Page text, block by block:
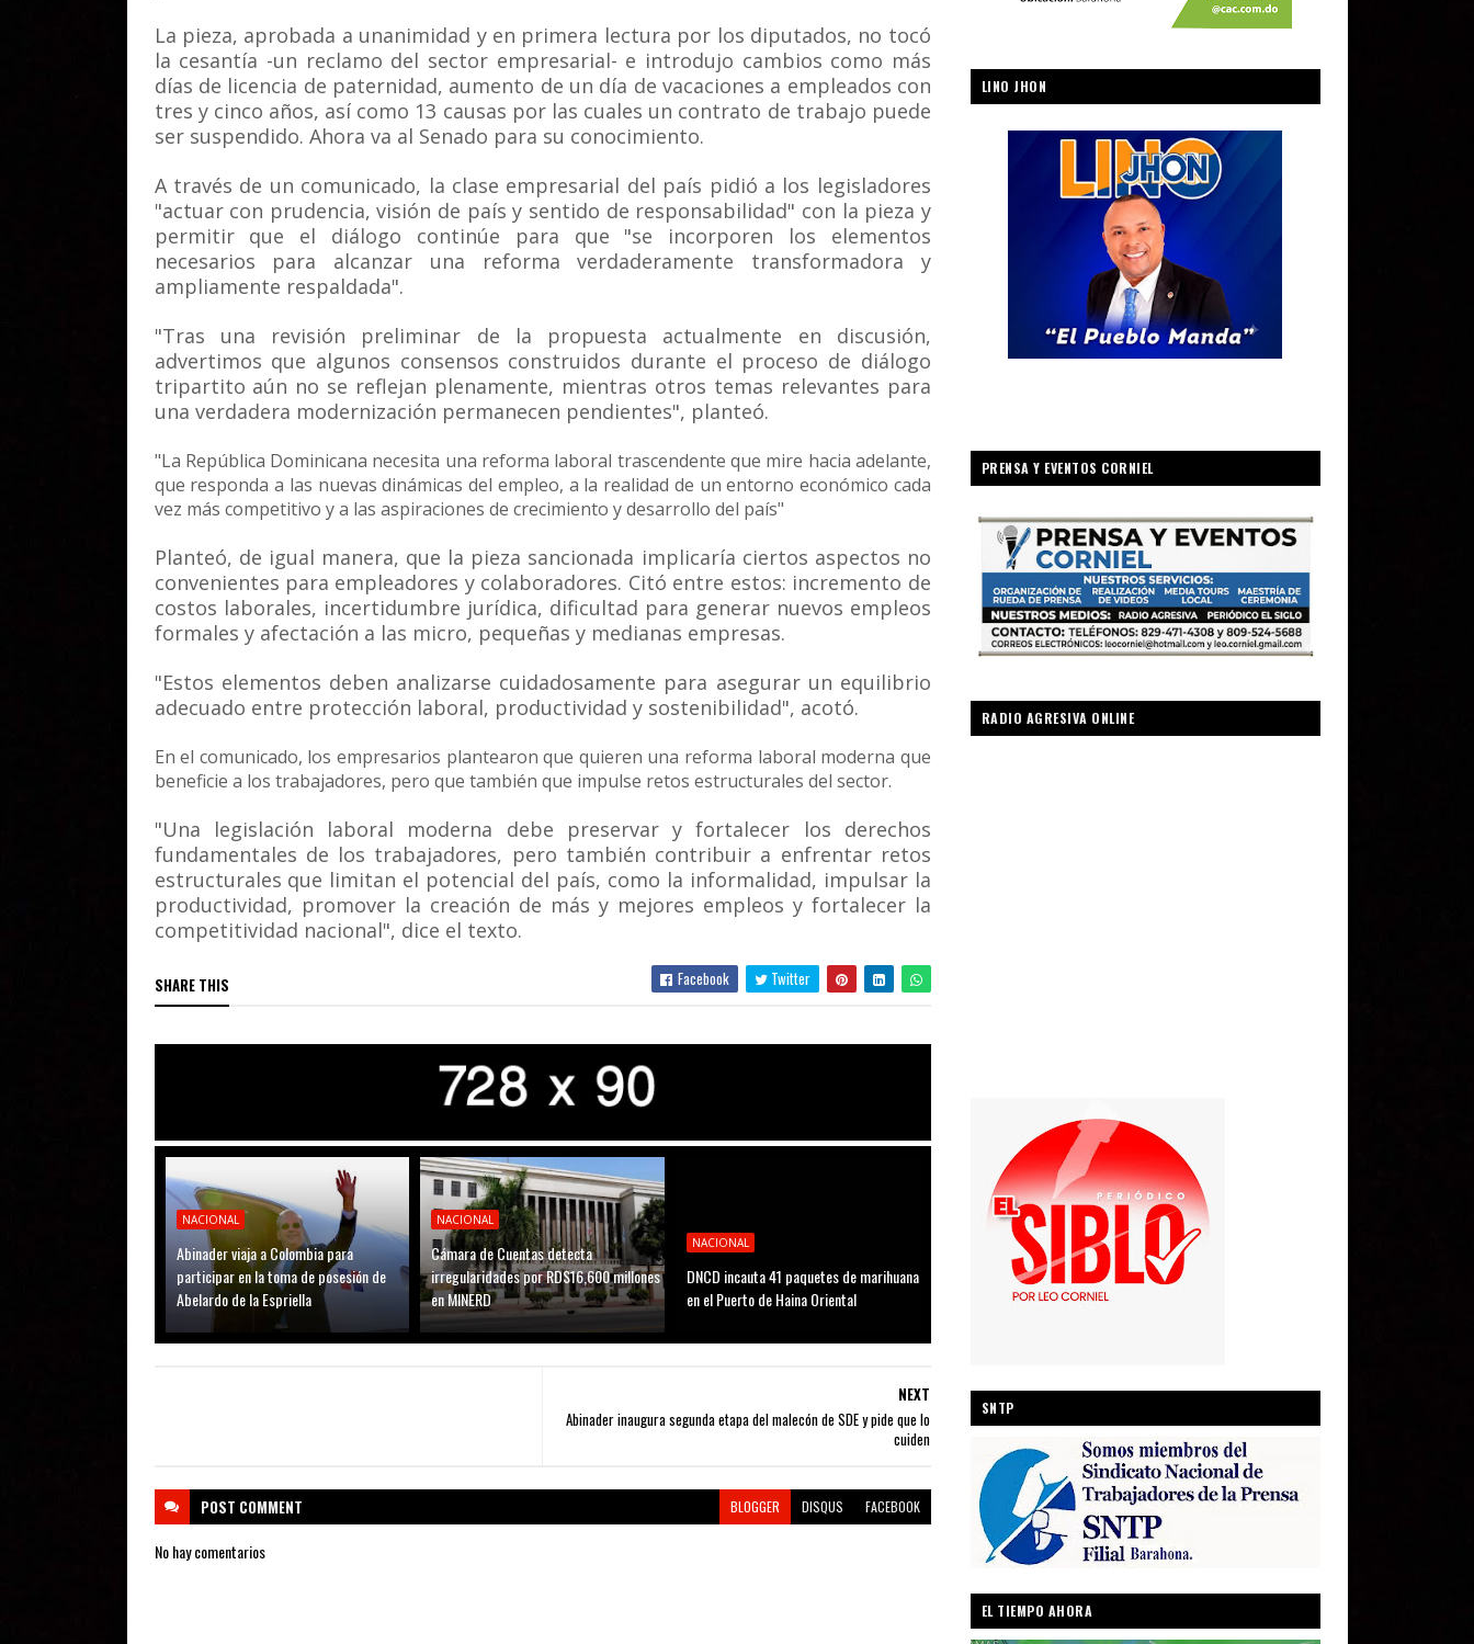
La pieza, aprobada a unanimidad y en primera lectura por los diputados, no tocó
la cesantía -un reclamo del sector empresarial- e introdujo cambios como más
días de licencia de paternidad, aumento de un día de vacaciones a empleados con
tres y cinco años, así como 13 causas por las cuales un contrato de trabajo puede
ser suspendido. Ahora va al Senado para su conocimiento.
A través de un comunicado, la clase empresarial del país pidió a los legisladores
"actuar con prudencia, visión de país y sentido de responsabilidad" con la pieza y
permitir que el diálogo continúe para que "se incorporen los elementos
necesarios para alcanzar una reforma verdaderamente transformadora y
ampliamente respaldada".
"Tras una revisión preliminar de la propuesta actualmente en discusión,
advertimos que algunos consensos construidos durante el proceso de diálogo
tripartito aún no se reflejan plenamente, mientras otros temas relevantes para
una verdadera modernización permanecen pendientes", planteó.
"La República Dominicana necesita una reforma laboral trascendente que mire hacia adelante,
que responda a las nuevas dinámicas del empleo, a la realidad de un entorno económico cada
vez más competitivo y a las aspiraciones de crecimiento y desarrollo del país"
Planteó, de igual manera, que la pieza sancionada implicaría ciertos aspectos no
convenientes para empleadores y colaboradores. Citó entre estos: incremento de
costos laborales, incertidumbre jurídica, dificultad para generar nuevos empleos
formales y afectación a las micro, pequeñas y medianas empresas.
"Estos elementos deben analizarse cuidadosamente para asegurar un equilibrio
adecuado entre protección laboral, productividad y sostenibilidad", acotó.
En el comunicado, los empresarios plantearon que quieren una reforma laboral moderna que
beneficie a los trabajadores, pero que también que impulse retos estructurales del sector.
"Una legislación laboral moderna debe preservar y fortalecer los derechos
fundamentales de los trabajadores, pero también contribuir a enfrentar retos
estructurales que limitan el potencial del país, como la informalidad, impulsar la
productividad, promover la creación de más y mejores empleos y fortalecer la
competitividad nacional", dice el texto.
SHARE THIS Facebook Twitter
NACIONAL
Abinader viaja a Colombia para
participar en la toma de posesión de
Abelardo de la Espriella
NACIONAL
Cámara de Cuentas detecta
irregularidades por RD$16,600 millones
en MINERD
NACIONAL
DNCD incauta 41 paquetes de marihuana
en el Puerto de Haina Oriental
NEXT
Abinader inaugura segunda etapa del malecón de SDE y pide que lo
cuiden
POST COMMENT BLOGGER DISQUS FACEBOOK
No hay comentarios
LINO JHON
PRENSA Y EVENTOS CORNIEL
RADIO AGRESIVA ONLINE
SNTP
EL TIEMPO AHORA